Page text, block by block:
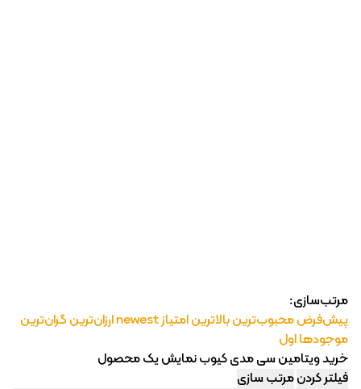
مرتب‌سازی:
پیش‌فرضمحبوب‌ترینبالاترین امتیازnewestارزان‌ترینگران‌ترین
موجودها اول
خرید ویتامین سی مدی کیوبنمایش یک محصول
فیلتر کردنمرتب سازی